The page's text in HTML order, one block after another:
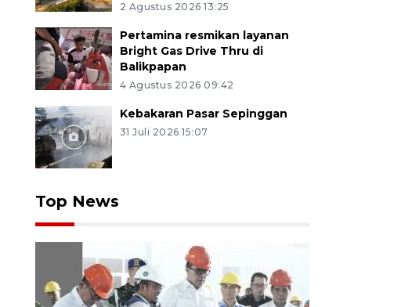
2 Agustus 2026 13:25
Pertamina resmikan layanan
Bright Gas Drive Thru di
Balikpapan
4 Agustus 2026 09:42
Kebakaran Pasar Sepinggan
31 Juli 2026 15:07
Top News